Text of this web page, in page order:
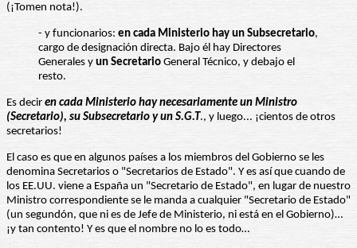
(¡Tomen nota!).
- y funcionarios: en cada Ministerio hay un Subsecretario,
cargo de designación directa. Bajo él hay Directores
Generales y un Secretario General Técnico, y debajo el
resto.
Es decir en cada Ministerio hay necesariamente un Ministro
(Secretario), su Subsecretario y un S.G.T., y luego... ¡cientos de otros
secretarios!
El caso es que en algunos países a los miembros del Gobierno se les
denomina Secretarios o "Secretarios de Estado". Y es así que cuando de
los EE.UU. viene a España un "Secretario de Estado", en lugar de nuestro
Ministro correspondiente se le manda a cualquier "Secretario de Estado"
(un segundón, que ni es de Jefe de Ministerio, ni está en el Gobierno)…
¡y tan contento! Y es que el nombre no lo es todo…